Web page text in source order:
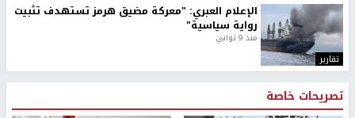
تقارير
الإعلام العبري: "معركة مضيق هرمز تستهدف تثبيت
رواية سياسية"
منذ 9 ثواني
تصريحات خاصة